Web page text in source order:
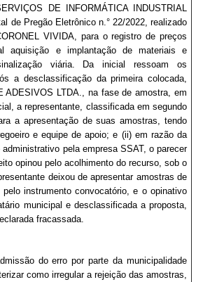
DE INFORMÁTICA INDUSTRIAL
de Pregão Eletrônico n.° 22/2022, realizado
VIVIDA, para o registro de preços
aquisição e implantação de materiais e
viária. Da inicial ressoam os
a desclassificação da primeira colocada,
ADESIVOS LTDA., na fase de amostra, em
a representante, classificada em segundo
a apresentação de suas amostras, tendo
e equipe de apoio; e (ii) em razão da
pela empresa SSAT, o parecer
opinou pelo acolhimento do recurso, sob o
deixou de apresentar amostras de
instrumento convocatório, e o opinativo
municipal e desclassificada a proposta,
fracassada.
do erro por parte da municipalidade
como irregular a rejeição das amostras,